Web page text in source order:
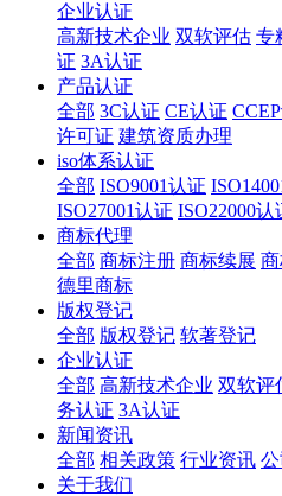
企业认证
高新技术企业 双软评估 专
证 3A认证
产品认证
全部 3C认证 CE认证
许可证 建筑资质办理
iso体系认证
全部 ISO9001认证
ISO27001认证 ISO22000认
商标代理
全部 商标注册 商标续展
德里商标
版权登记
全部 版权登记 软著登记
企业认证
全部 高新技术企业 双软评
务认证 3A认证
新闻资讯
全部 相关政策 行业资讯
关于我们